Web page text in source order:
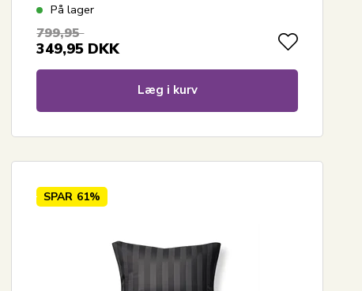
På lager
799,95
349,95 DKK
Læg i kurv
SPAR 61%